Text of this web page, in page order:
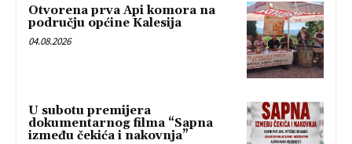
Otvorena prva Api komora na
području općine Kalesija
04.08.2026
U subotu premijera
dokumentarnog filma “Sapna
između čekića i nakovnja”